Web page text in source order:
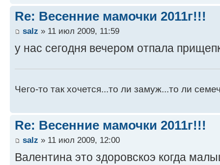
Re: Весенние мамочки 2011г!!!
salz » 11 июл 2009, 11:59
у нас сегодня вечером отпала
Чего-то так хочется...то ли замуж...то ли
Re: Весенние мамочки 2011г!!!
salz » 11 июл 2009, 12:00
Валентина это здоровскоэ когда